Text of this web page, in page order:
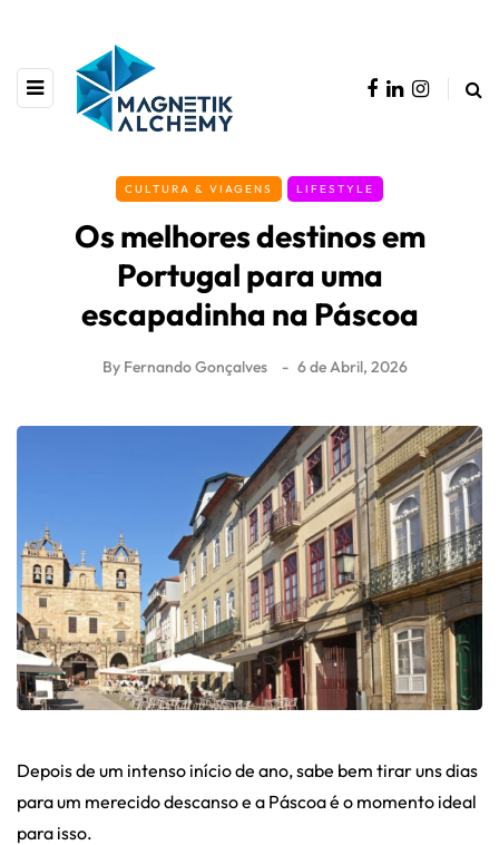
CULTURA & VIAGENS LIFESTYLE
Os melhores destinos em
Portugal para uma
escapadinha na Páscoa
By Fernando Gonçalves 6 de Abril, 2026
Depois de um intenso início de ano, sabe bem tirar uns dias
para um merecido descanso e a Páscoa é o momento ideal
para isso.